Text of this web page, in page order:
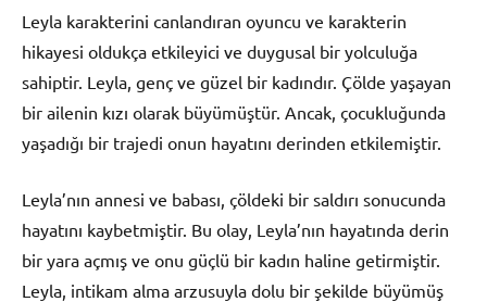
Leyla karakterini canlandıran oyuncu ve karakterin
hikayesi oldukça etkileyici ve duygusal bir yolculuğa
sahiptir. Leyla, genç ve güzel bir kadındır. Çölde yaşayan
bir ailenin kızı olarak büyümüştür. Ancak, çocukluğunda
yaşadığı bir trajedi onun hayatını derinden etkilemiştir.
Leyla’nın annesi ve babası, çöldeki bir saldırı sonucunda
hayatını kaybetmiştir. Bu olay, Leyla’nın hayatında derin
bir yara açmış ve onu güçlü bir kadın haline getirmiştir.
Leyla, intikam alma arzusuyla dolu bir şekilde büyümüş